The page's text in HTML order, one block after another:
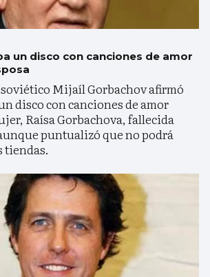
un disco con canciones de amor
Mijaíl Gorbachov afirmó
disco con canciones de amor
Raísa Gorbachova, fallecida
puntualizó que no podrá
tiendas.